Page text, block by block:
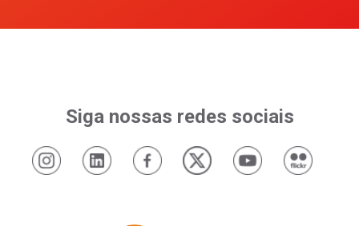
Siga nossas redes sociais